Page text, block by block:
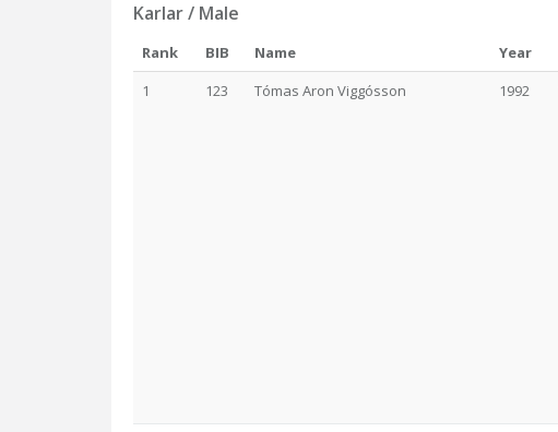
Karlar / Male
Rank BIB Name Year
1
123 Tómas Aron Viggósson 1992